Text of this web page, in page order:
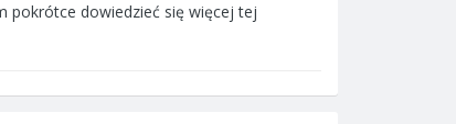
pokrótce dowiedzieć się więcej tej